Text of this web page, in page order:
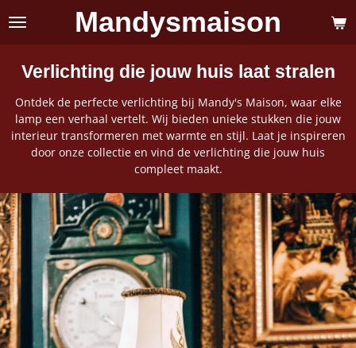
Ga
direct
hoofdinhoud
Mandysmaison
Verlichting die jouw huis laat stralen
Ontdek de perfecte verlichting bij Mandy's Maison, waar elke
lamp een verhaal vertelt. Wij bieden unieke stukken die jouw
interieur transformeren met warmte en stijl. Laat je inspireren
door onze collectie en vind de verlichting die jouw huis
compleet maakt.